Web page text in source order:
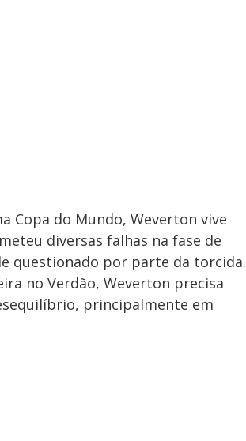
Copa do Mundo, Weverton vive
diversas falhas na fase de
questionado por parte da torcida.
no Verdão, Weverton precisa
principalmente em